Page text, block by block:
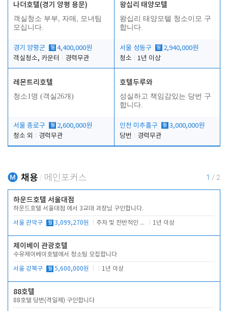
나더호텔(경기 양평 용문)
객실청소 부부, 자매, 모녀팀
모십니다.
경기 양평군 월 4,400,000원
객실청소, 카운터
경력무관
왕십리 태양모텔
왕십리 태양모텔 청소이모 구
합니다.
서울 성동구 월 2,940,000원
청소
1년 이상
레몬트리호텔
청소1명 (객실26개)
서울 종로구 월 2,600,000원
청소 외
경력무관
호텔두루와
성실하고 책임감있는 당번 구
합니다.
인천 미추홀구 월 3,000,000원
당번
경력무관
채용 메인포커스 1 / 2
하운드호텔 서울대점
하운드호텔 서울대점 에서 3교대 과장님 구인합니다.
서울 관악구 월 3,099,270원 주차 및 전반적인 당번업무 1년 이상
제이베이 관광호텔
수유제이베이호텔에서 청소팀 모집합니다
서울 강북구 월 5,600,000원 1년 이상
88호텔
88호텔 당번(격일제) 구인합니다